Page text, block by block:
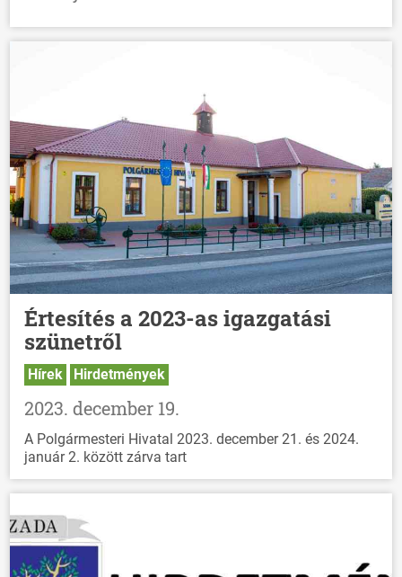
HÍREK
Értesítés a 2023-as igazgatási
szünetről
Hírek Hirdetmények
2023. december 19.
A Polgármesteri Hivatal 2023. december 21. és 2024.
január 2. között zárva tart